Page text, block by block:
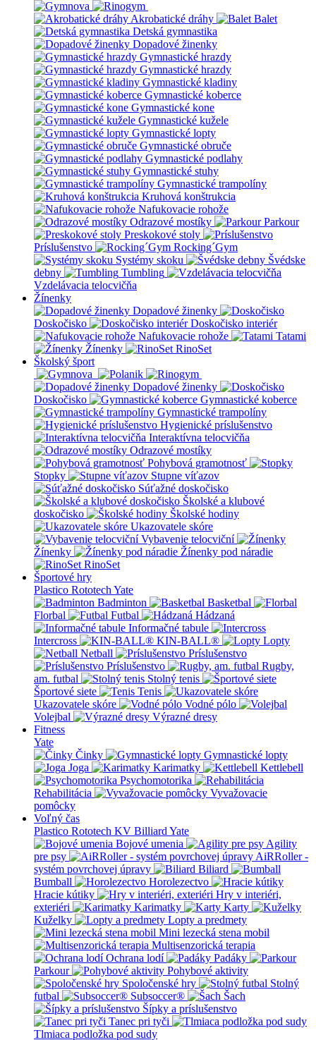
Akrobatické dráhy
Balet
Detská gymnastika
Dopadové žinenky
Gymnastické hrazdy
Gymnastické hrazdy
Gymnastické kladiny
Gymnastické koberce
Gymnastické kone
Gymnastické kužele
Gymnastické lopty
Gymnastické obruče
Gymnastické podlahy
Gymnastické stuhy
Gymnastické trampolíny
Kruhová konštrukcia
Nafukovacie rohože
Odrazové mostíky
Parkour
Preskokové stoly
Príslušenstvo
Rocking´Gym
Systémy skoku
Švédske
debny
Tumbling
Vzdelávacia telocvičňa
Žínenky
Dopadové žinenky
Doskočisko
Doskočisko interiér
Nafukovacie rohože
Tatami
Žínenky
RinoSet
Školský šport
Dopadové žinenky
Doskočisko
Gymnastické koberce
Gymnastické trampolíny
Hygienické príslušenstvo
Interaktívna telocvičňa
Odrazové mostíky
Pohybová gramotnosť
Stopky
Stupne víťazov
Súťažné doskočisko
Školské a klubové
doskočisko
Školské hodiny
Ukazovatele skóre
Vybavenie telocviční
Žínenky
Žínenky pod náradie
RinoSet
Športové hry
Plastico Rototech Yate
Badminton
Basketbal
Florbal
Futbal
Hádzaná
Informačné tabule
Intercross
KIN-BALL®
Lopty
Netball
Príslušenstvo
Príslušenstvo
Rugby,
am. futbal
Stolný tenis
Športové siete
Tenis
Ukazovatele skóre
Vodné pólo
Volejbal
Výrazné dresy
Fitness
Yate
Činky
Gymnastické lopty
Joga
Karimatky
Kettlebell
Psychomotorika
Rehabilitácia
Vyvažovacie
pomôcky
Voľný čas
Plastico Rototech KV Billiard Yate
Bojové umenia
Agility
pre psy
AiRRoller -
systém povrchovej úpravy
Biliard
Bumball
Horolezectvo
Hracie kútiky
Hry v interiéri,
exteriéri
Karimatky
Karty
Kuželky
Lopty a predmety
Mini lezecká stena mobil
Multisenzorická terapia
Ochrana lodí
Padáky
Parkour
Pohybové aktivity
Spoločenské hry
Stolný
futbal
Subsoccer®
Šach
Šípky a príslušenstvo
Tanec pri tyči
Tlmiaca podložka pod sudy